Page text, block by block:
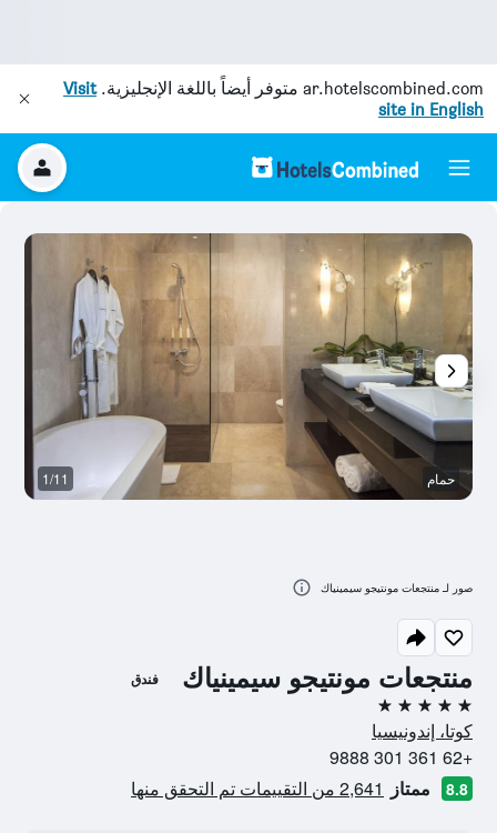
ar.hotelscombined.com متوفر أيضاً باللغة الإنجليزية.Visit
site in English
منتجعات مونتيجو سيمينياك فندق
5 نجوم
كوتا، إندونيسيا
+62 361 301 9888
8.8 ممتاز 2,641 من التقييمات تم التحقق منها
حمام 1/11
صور لـ منتجعات مونتيجو سيمينياك